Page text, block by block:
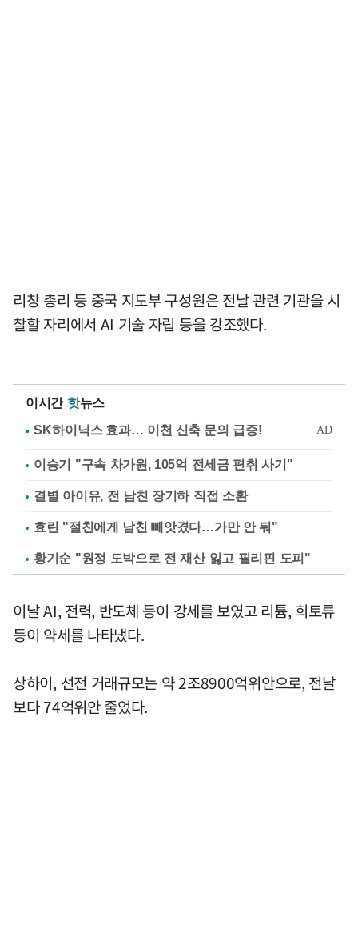
리창 총리 등 중국 지도부 구성원은 전날 관련 기관을 시
찰할 자리에서 AI 기술 자립 등을 강조했다.
이시간 핫뉴스
이승기 "구속 차가원, 105억 전세금 편취 사기"
결별 아이유, 전 남친 장기하 직접 소환
효린 "절친에게 남친 빼앗겼다…가만 안 둬"
황기순 "원정 도박으로 전 재산 잃고 필리핀 도피"
이날 AI, 전력, 반도체 등이 강세를 보였고 리튬, 희토류
등이 약세를 나타냈다.
상하이, 선전 거래규모는 약 2조8900억위안으로, 전날
보다 74억위안 줄었다.